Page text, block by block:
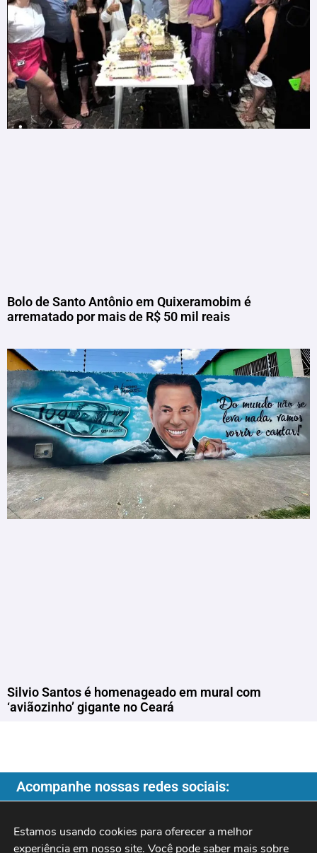
Bolo de Santo Antônio em Quixeramobim é
arrematado por mais de R$ 50 mil reais
Silvio Santos é homenageado em mural com
‘aviãozinho’ gigante no Ceará
Acompanhe nossas redes sociais:
Estamos usando cookies para oferecer a melhor
experiência em nosso site. Você pode saber mais sobre